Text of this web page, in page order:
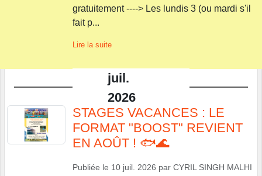
gratuitement ----> Les lundis 3 (ou mardi s'il
fait p...
Lire la suite
juil.
2026
STAGES VACANCES : LE
FORMAT "BOOST" REVIENT
EN AOÛT ! 🐟🌊
Publiée le 10 juil. 2026 par CYRIL SINGH MALHI